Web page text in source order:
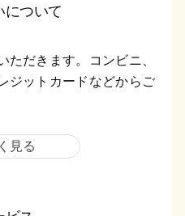
について
ただきます。コンビニ、
ジットカードなどからご
見る